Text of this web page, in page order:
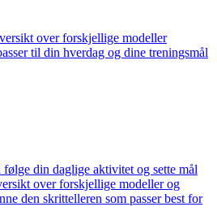
over forskjellige modeller
til din hverdag og dine treningsmål
din daglige aktivitet og sette mål
over forskjellige modeller og
den skrittelleren som passer best for